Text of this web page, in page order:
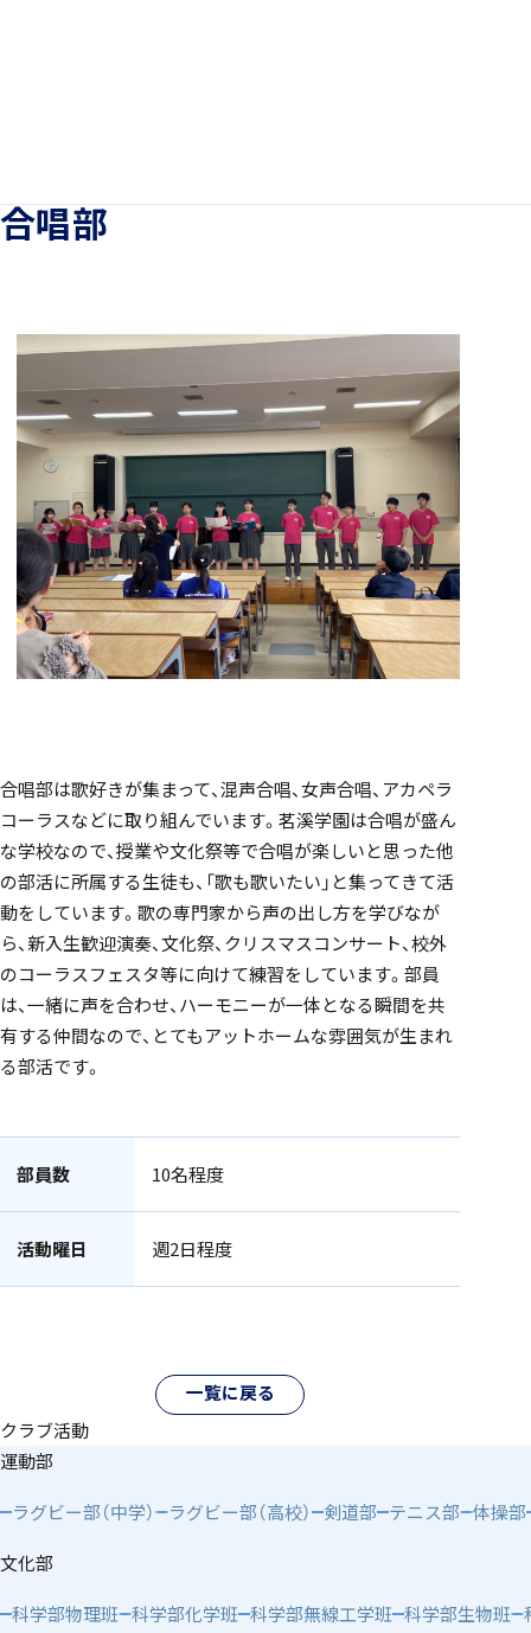
合唱部
合唱部は歌好きが集まって、混声合唱、女声合唱、アカペラ
コーラスなどに取り組んでいます。茗溪学園は合唱が盛ん
な学校なので、授業や文化祭等で合唱が楽しいと思った他
の部活に所属する生徒も、「歌も歌いたい」と集ってきて活
動をしています。歌の専門家から声の出し方を学びなが
ら、新入生歓迎演奏、文化祭、クリスマスコンサート、校外
のコーラスフェスタ等に向けて練習をしています。部員
は、一緒に声を合わせ、ハーモニーが一体となる瞬間を共
有する仲間なので、とてもアットホームな雰囲気が生まれ
る部活です。
部員数 10名程度
活動曜日 週2日程度
一覧に戻る
クラブ活動
運動部
ラグビー部（中学） ラグビー部（高校） 剣道部 テニス部 体操部
文化部
科学部物理班 科学部化学班 科学部無線工学班 科学部生物班
学校長挨拶
年間行事・課外活動
「SDGs」の取り組みについて
特色
茗溪ジェネラルクラス（MG）
スーパーサイエンスハイスクール(SSH)